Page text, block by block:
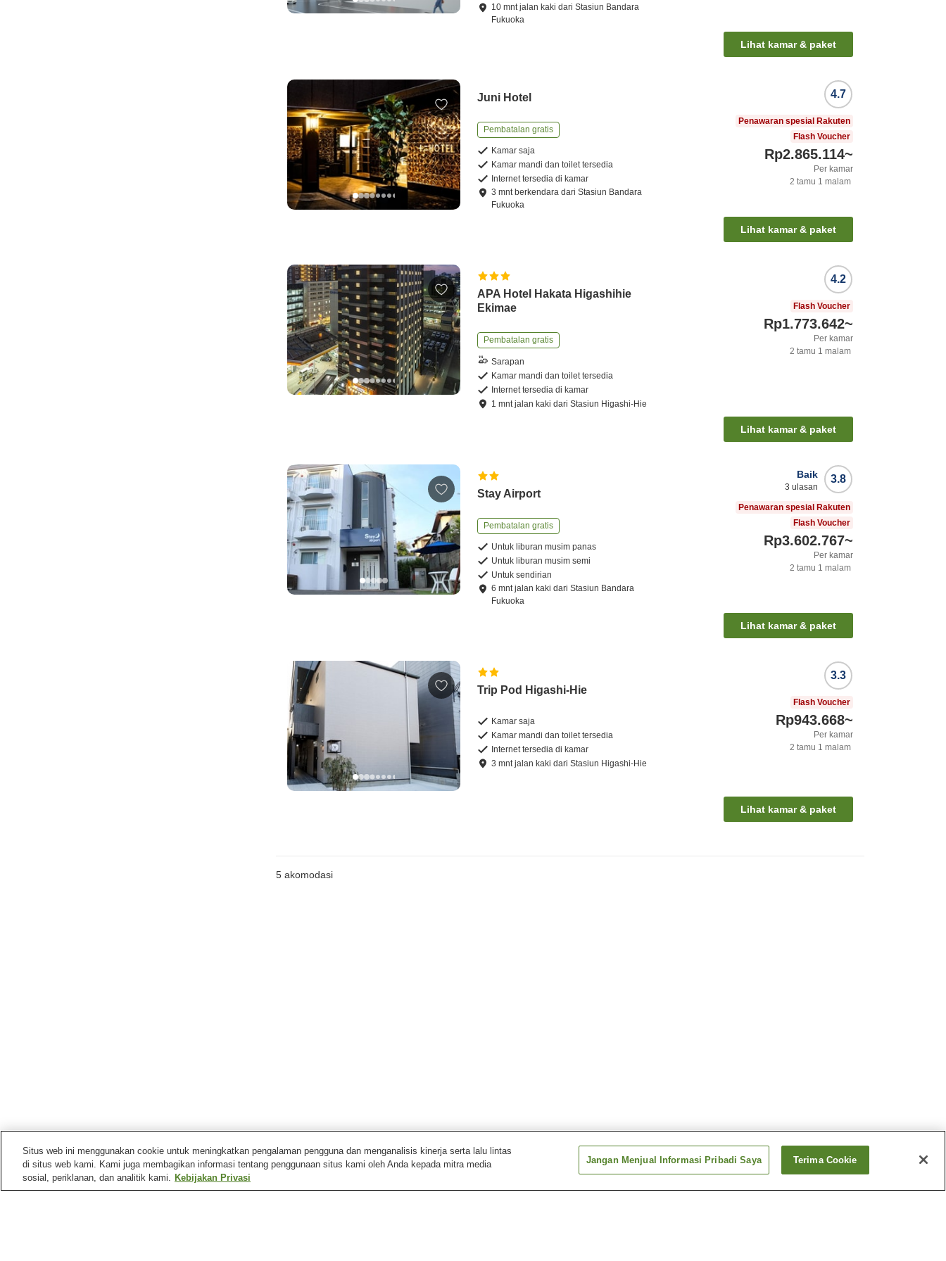
10 mntjalan kaki dariStasiun Bandara
Fukuoka
Lihat kamar & paket
Juni Hotel
Pembatalan gratis
Kamar saja
Kamar mandi dan toilet tersedia
Internet tersedia di kamar
3 mnt berkendara dariStasiun Bandara
Fukuoka
4.7
Penawaran spesial Rakuten
Flash Voucher
Rp2.865.114~
Per kamar
2 tamu 1 malam
Lihat kamar & paket
APA Hotel Hakata Higashihie
Ekimae
Pembatalan gratis
Sarapan
Kamar mandi dan toilet tersedia
Internet tersedia di kamar
1 mntjalan kaki dariStasiun Higashi-Hie
4.2
Flash Voucher
Rp1.773.642~
Per kamar
2 tamu 1 malam
Lihat kamar & paket
Stay Airport
Pembatalan gratis
Untuk liburan musim panas
Untuk liburan musim semi
Untuk sendirian
6 mntjalan kaki dariStasiun Bandara
Fukuoka
3.8
Baik
3 ulasan
Penawaran spesial Rakuten
Flash Voucher
Rp3.602.767~
Per kamar
2 tamu 1 malam
Lihat kamar & paket
Trip Pod Higashi-Hie
Kamar saja
Kamar mandi dan toilet tersedia
Internet tersedia di kamar
3 mntjalan kaki dariStasiun Higashi-Hie
3.3
Flash Voucher
Rp943.668~
Per kamar
2 tamu 1 malam
Lihat kamar & paket
5 akomodasi
Kota Fukuoka
Situs web ini menggunakan cookie untuk meningkatkan pengalaman pengguna dan menganalisis kinerja serta lalu lintas
di situs web kami. Kami juga membagikan informasi tentang penggunaan situs kami oleh Anda kepada mitra media
sosial, periklanan, dan analitik kami. Kebijakan Privasi
Jangan Menjual Informasi Pribadi Saya Terima Cookie